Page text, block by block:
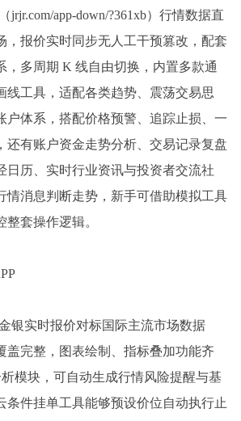
jrjr.com/app-down/?361xb）行情数据直
，报价实时同步无人工干预篡改，配套
，多周期 K 线自由切换，内置多款通
线工具，适配各类趋势、震荡交易思
户体系，搭配价格预警、追踪止损、一
还有账户资金走势分析、交易记录复盘
日历、实时行业资讯与投资者交流社
情消息判断走势，新手可借助模拟工具
套操作逻辑。
银实时报价对标国际主流市场数据
盖完整，图表绘制、指标叠加功能齐
模块，可自动生成行情风险提醒与基
条件挂单工具能够预设价位自动执行止